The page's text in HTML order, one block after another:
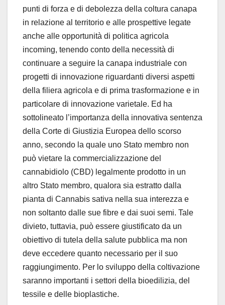
punti di forza e di debolezza della coltura canapa
in relazione al territorio e alle prospettive legate
anche alle opportunità di politica agricola
incoming, tenendo conto della necessità di
continuare a seguire la canapa industriale con
progetti di innovazione riguardanti diversi aspetti
della filiera agricola e di prima trasformazione e in
particolare di innovazione varietale. Ed ha
sottolineato l’importanza della innovativa sentenza
della Corte di Giustizia Europea dello scorso
anno, secondo la quale uno Stato membro non
può vietare la commercializzazione del
cannabidiolo (CBD) legalmente prodotto in un
altro Stato membro, qualora sia estratto dalla
pianta di Cannabis sativa nella sua interezza e
non soltanto dalle sue fibre e dai suoi semi. Tale
divieto, tuttavia, può essere giustificato da un
obiettivo di tutela della salute pubblica ma non
deve eccedere quanto necessario per il suo
raggiungimento. Per lo sviluppo della coltivazione
saranno importanti i settori della bioedilizia, del
tessile e delle bioplastiche.